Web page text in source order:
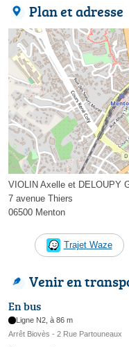
Plan et adresse
VIOLIN Axelle et DELOUPY
7 avenue Thiers
06500 Menton
Trajet Waze
Venir en
En bus
Ligne N2, à 86 m
Arrêt Biovès - 2 Rue Partouneaux